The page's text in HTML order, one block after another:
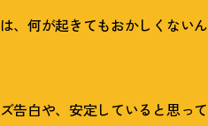
、何が起きてもおかしくないん
告白や、安定していると思って